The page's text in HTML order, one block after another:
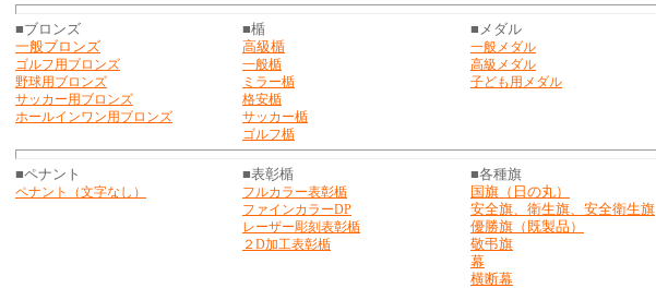
■ブロンズ
一般ブロンズ
ゴルフ用ブロンズ
野球用ブロンズ
サッカー用ブロンズ
ホールインワン用ブロンズ
■楯
高級楯
一般楯
ミラー楯
格安楯
サッカー楯
ゴルフ楯
■メダル
一般メダル
高級メダル
子ども用メダル
■ペナント
ペナント（文字なし）
■表彰楯
フルカラー表彰楯
ファインカラーDP
レーザー彫刻表彰楯
２D加工表彰楯
■各種旗
国旗（日の丸）
安全旗、衛生旗、安全衛生旗
優勝旗（既製品）
敬弔旗
幕
横断幕